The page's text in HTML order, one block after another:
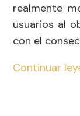
realmente
usuarios al
con el
Continuar